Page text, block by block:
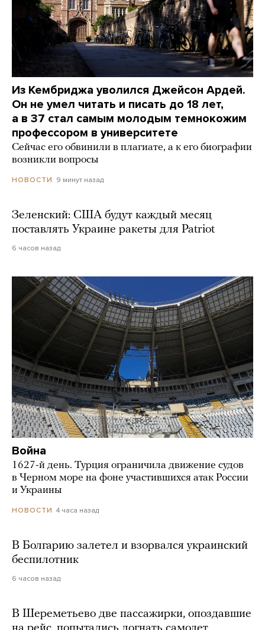
Из Кембриджа уволился Джейсон Ардей.
Он не умел читать и писать до 18 лет,
а в 37 стал самым молодым темнокожим
профессором в университете
Сейчас его обвинили в плагиате, а к его биографии
возникли вопросы
НОВОСТИ 9 минут назад
Зеленский: США будут каждый месяц
поставлять Украине ракеты для Patriot
6 часов назад
Война
1627-й день. Турция ограничила движение судов
в Черном море на фоне участившихся атак России
и Украины
НОВОСТИ 4 часа назад
В Болгарию залетел и взорвался украинский
беспилотник
6 часов назад
В Шереметьево две пассажирки, опоздавшие